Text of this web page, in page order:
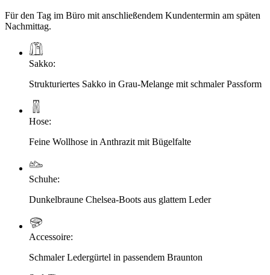
Für den Tag im Büro mit anschließendem Kundentermin am späten
Nachmittag.
Sakko:
Strukturiertes Sakko in Grau-Melange mit schmaler Passform
Hose:
Feine Wollhose in Anthrazit mit Bügelfalte
Schuhe:
Dunkelbraune Chelsea-Boots aus glattem Leder
Accessoire:
Schmaler Ledergürtel in passendem Braunton